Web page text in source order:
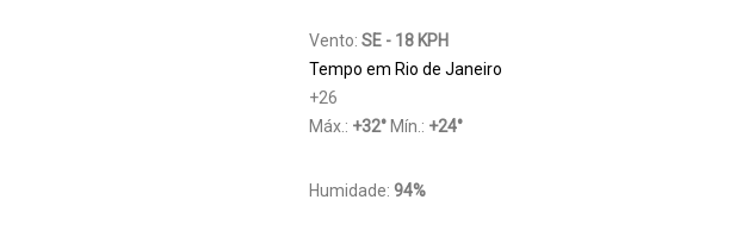
Vento:SE - 18 KPH
Tempo em Rio de Janeiro
+26
Máx.: +32°Mín.: +24°
Humidade:94%